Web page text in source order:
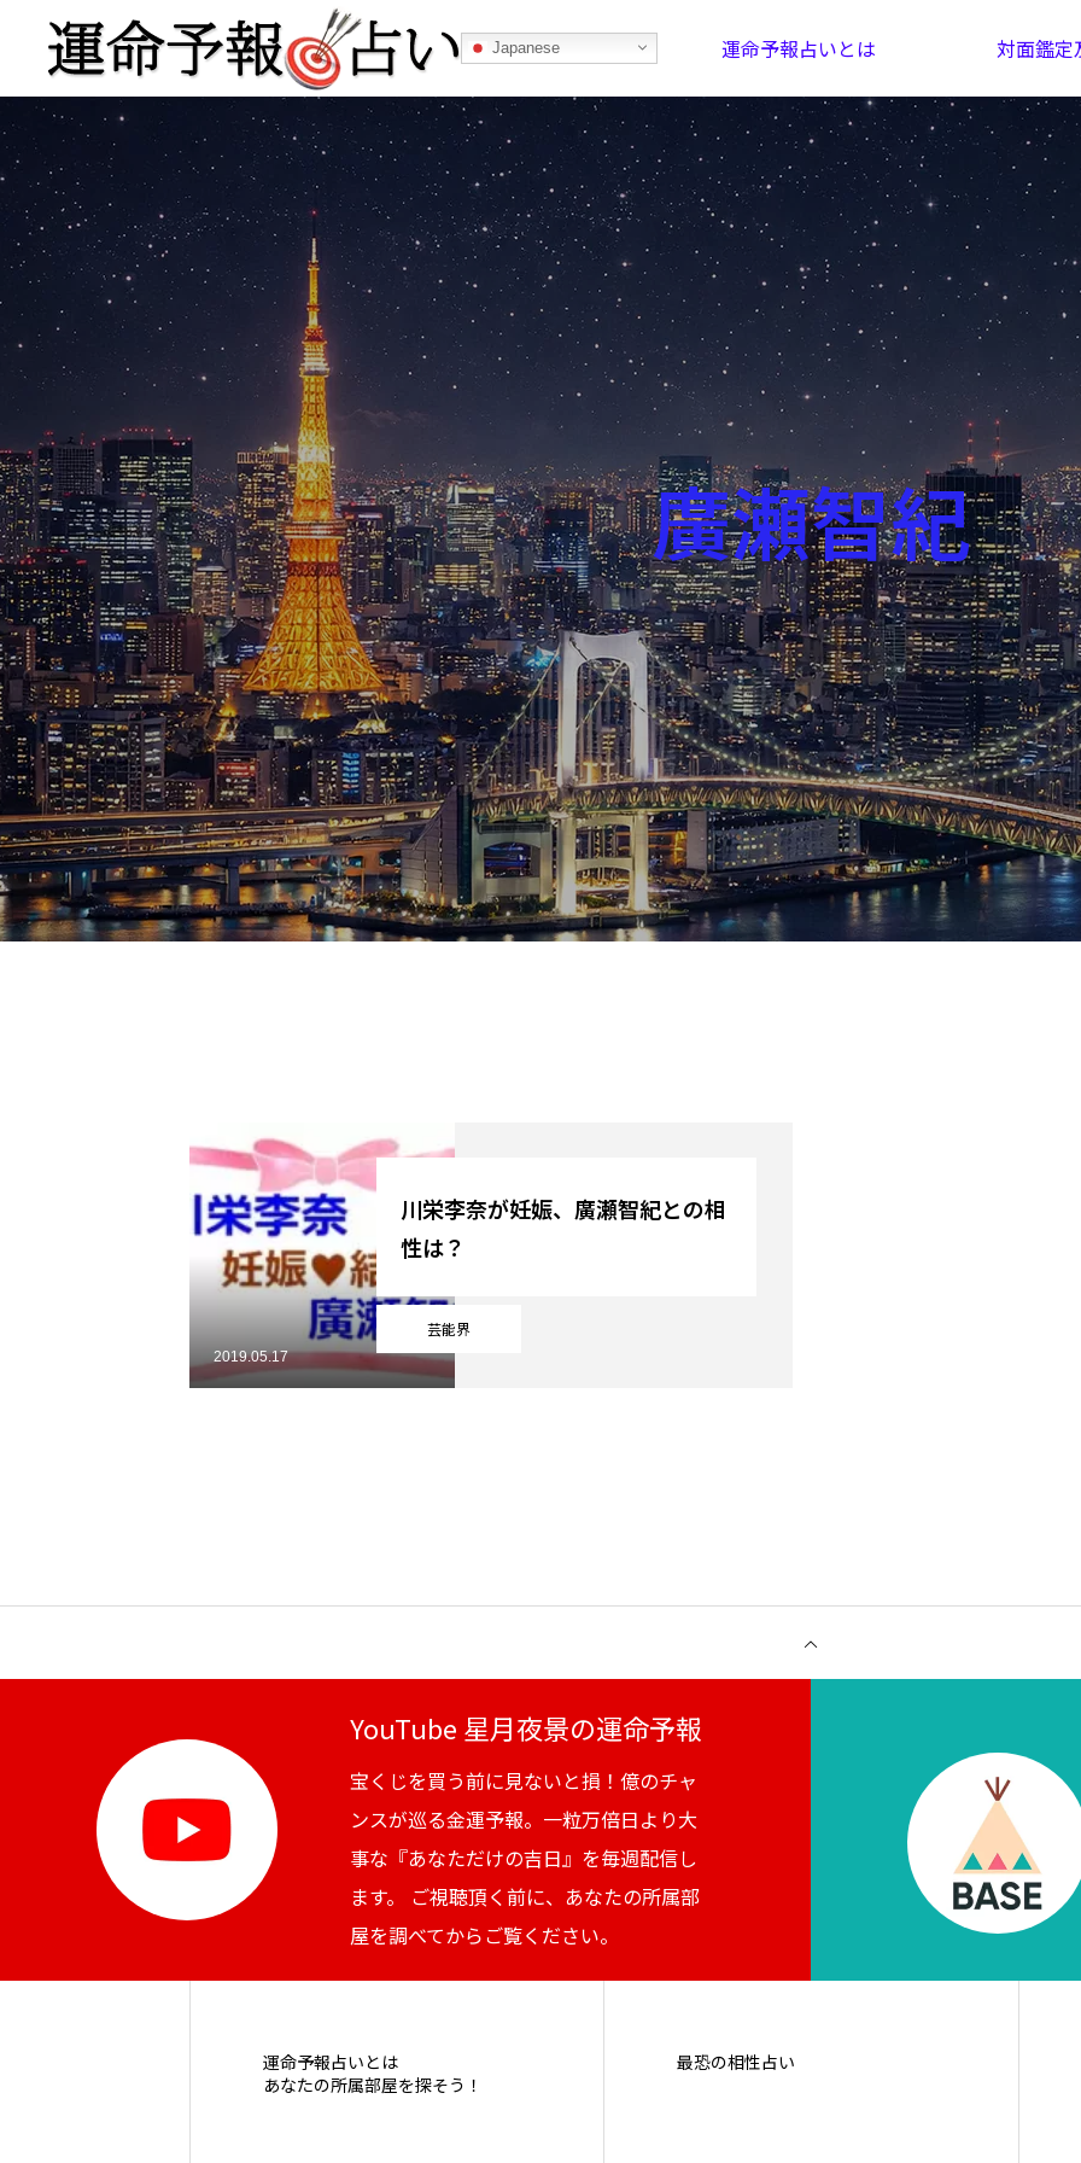
Japanese 運命予報占いとは 対面鑑定
運命予報占い
運命予報占いとは あなたの所属部屋を探そう！ 最恐の相性占い
記事カテゴリー
ブログ お知らせ 芸能界
スポーツ 競馬 社会
テニス四大大会・五輪
テニス四大大会・五輪
YouTube
Online Store
廣瀬智紀
芸能界
川栄李奈が妊娠、廣瀬智紀との相
性は？
2019.05.17
YouTube 星月夜景の運命予報
宝くじを買う前に見ないと損！億のチャ
ンスが巡る金運予報。一粒万倍日より大
事な『あなただけの吉日』を毎週配信し
ます。 ご視聴頂く前に、あなたの所属部
屋を調べてからご覧ください。
運命予報占いとは
あなたの所属部屋を探そう！
最恐の相性占い